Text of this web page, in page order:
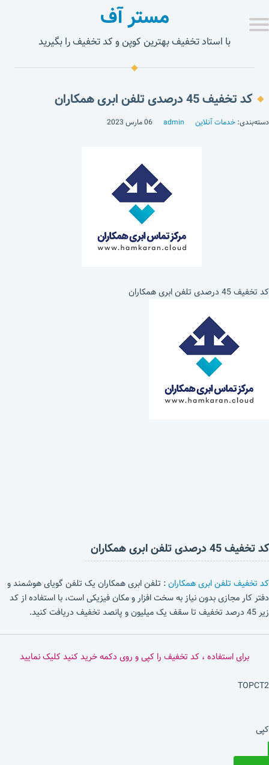
مستر آف
با استاد تخفیف بهترین کوپن و کد تخفیف را بگیرید
کد تخفیف 45 درصدی تلفن ابری همکاران
دسته‌بندی: خدمات آنلاین admin 06 مارس 2023
کد تخفیف 45 درصدی تلفن ابری همکاران
کد تخفیف 45 درصدی تلفن ابری همکاران
کد تخفیف تلفن ابری همکاران: تلفن ابری همکاران یک تلفن گویای هوشمند و
دفتر کار مجازی بدون نیاز به سخت افزار و مکان فیزیکی است، با استفاده از کد
زیر 45 درصد تخفیف تا سقف یک میلیون و پانصد تخفیف دریافت کنید.
برای استفاده ، کد تخفیف را کپی و روی دکمه خرید کنید کلیک نمایید
TOPCT2
کپی